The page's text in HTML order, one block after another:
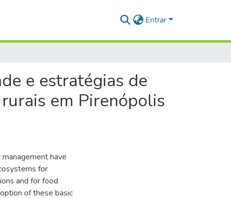
Entrar
e estratégias de
em Pirenópolis
have
for
and for food
of these basic